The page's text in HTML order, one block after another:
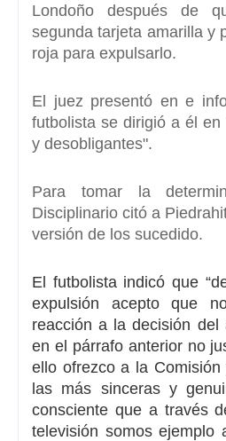
Londoño después de
segunda tarjeta amarilla y
roja para expulsarlo.
El juez presentó en e
futbolista se dirigió a él en
y desobligantes".
Para tomar la
Disciplinario citó a
versión de los sucedido.
El futbolista indicó que
expulsión acepto que
reacción a la decisión
en el párrafo anterior no
ello ofrezco a la
las más sinceras y
consciente que a través
televisión somos ejemplo